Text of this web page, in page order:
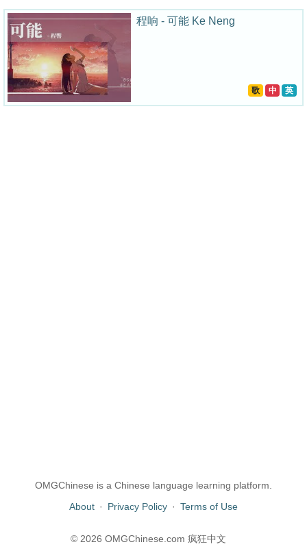
程响 - 可能 Ke Neng
歌 中 英
OMGChinese is a Chinese language learning platform.
About · Privacy Policy · Terms of Use
© 2026 OMGChinese.com 疯狂中文